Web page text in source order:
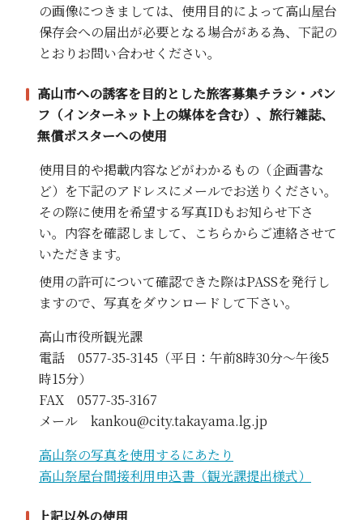
の画像につきましては、使用目的によって高山屋台
保存会への届出が必要となる場合がある為、下記の
とおりお問い合わせください。
高山市への誘客を目的とした旅客募集チラシ・パン
フ（インターネット上の媒体を含む）、旅行雑誌、
無償ポスターへの使用
使用目的や掲載内容などがわかるもの（企画書な
ど）を下記のアドレスにメールでお送りください。
その際に使用を希望する写真IDもお知らせ下さ
い。内容を確認しまして、こちらからご連絡させて
いただきます。
使用の許可について確認できた際はPASSを発行し
ますので、写真をダウンロードして下さい。
高山市役所観光課
電話 0577-35-3145（平日：午前8時30分～午後5
時15分）
FAX 0577-35-3167
メール kankou@city.takayama.lg.jp
高山祭の写真を使用するにあたり
高山祭屋台間接利用申込書（観光課提出様式）